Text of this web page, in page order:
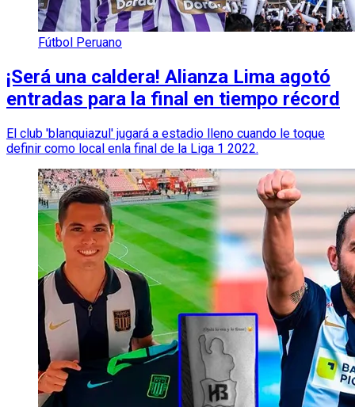
Fútbol Peruano
¡Será una caldera! Alianza Lima agotó
entradas para la final en tiempo récord
El club 'blanquiazul' jugará a estadio lleno cuando le toque
definir como local enla final de la Liga 1 2022.